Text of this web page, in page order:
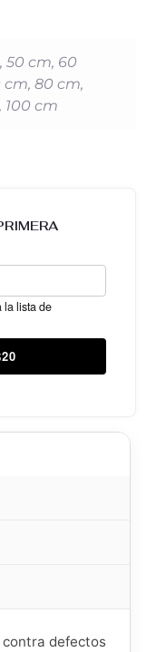
50 cm, 60
cm, 80 cm,
100 cm
la lista de
defectos